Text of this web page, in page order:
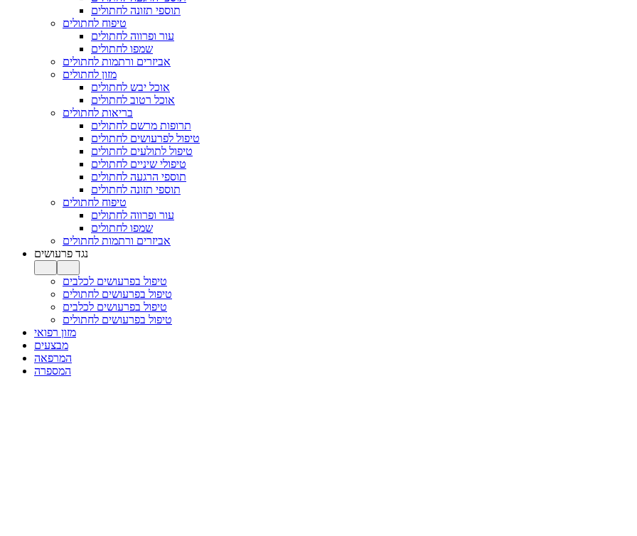
תוספי תזונה לחתולים
טיפוח לחתולים
עור ופרווה לחתולים
שמפו לחתולים
אביזרים ורתמות לחתולים
מזון לחתולים
אוכל יבש לחתולים
אוכל רטוב לחתולים
בריאות לחתולים
תרופות מרשם לחתולים
טיפול לפרעושים לחתולים
טיפול לתולעים לחתולים
טיפולי שיניים לחתולים
תוספי הרגעה לחתולים
תוספי תזונה לחתולים
טיפוח לחתולים
עור ופרווה לחתולים
שמפו לחתולים
אביזרים ורתמות לחתולים
נגד פרעושים
טיפול בפרעושים לכלבים
טיפול בפרעושים לחתולים
טיפול בפרעושים לכלבים
טיפול בפרעושים לחתולים
מזון רפואי
מבצעים
המרפאה
המספרה